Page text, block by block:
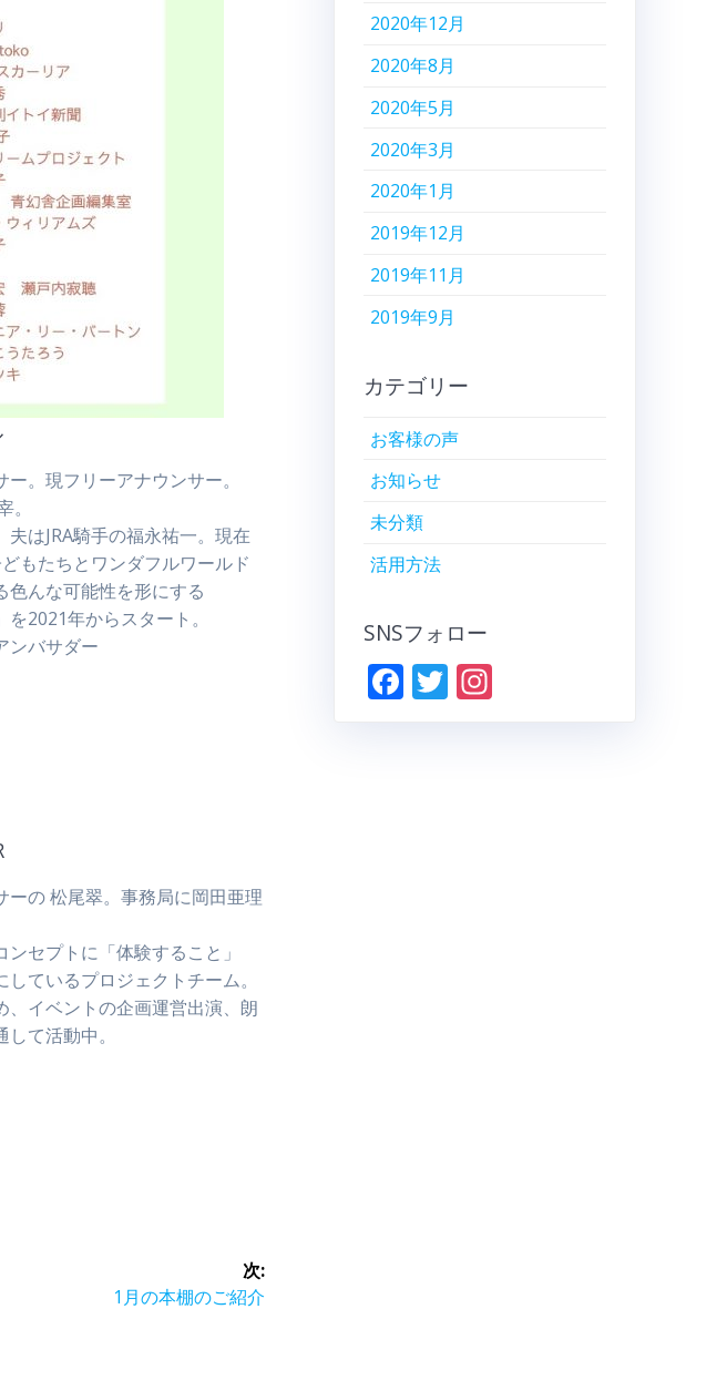
。現フリーアナウンサー。
はJRA騎手の福永祐一。現在
もたちとワンダフルワールド
色んな可能性を形にする
を2021年からスタート。
ンバサダー
ーの 松尾翠。事務局に岡田亜理
ンセプトに「体験すること」
しているプロジェクトチーム。
、イベントの企画運営出演、朗
て活動中。
次:
次
1月の本棚のご紹介
2020年12月
2020年8月
2020年5月
2020年3月
2020年1月
2019年12月
2019年11月
2019年9月
カテゴリー
お客様の声
お知らせ
未分類
活用方法
SNSフォロー
F T In